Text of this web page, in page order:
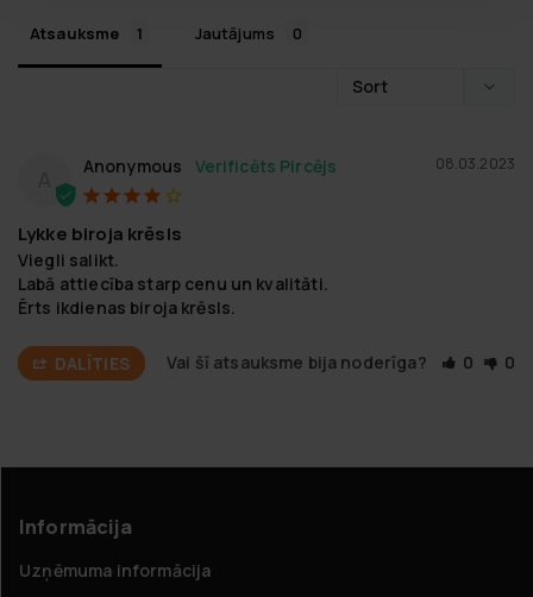
Atsauksme Jautājums
08.03.2023
Anonymous
Lykke biroja krēsls
Viegli salikt.
Labā attiecība starp cenu un kvalitāti.
Ērts ikdienas biroja krēsls.
DALĪTIES Vai šī atsauksme bija noderīga? 0 0
Informācija
Uzņēmuma informācija